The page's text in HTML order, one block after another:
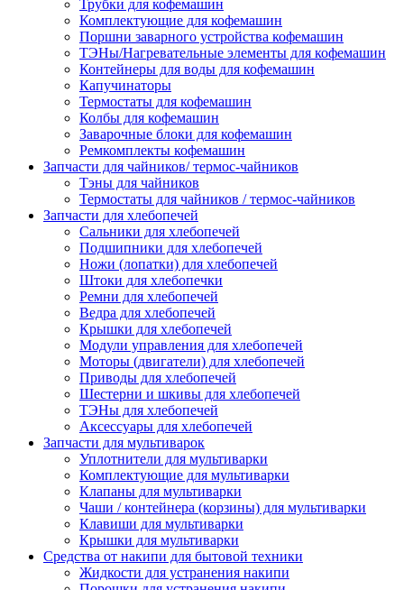
Трубки для кофемашин
Комплектующие для кофемашин
Поршни заварного устройства кофемашин
ТЭНы/Нагревательные элементы для кофемашин
Контейнеры для воды для кофемашин
Капучинаторы
Термостаты для кофемашин
Колбы для кофемашин
Заварочные блоки для кофемашин
Ремкомплекты кофемашин
Запчасти для чайников/ термос-чайников
Тэны для чайников
Термостаты для чайников / термос-чайников
Запчасти для хлебопечей
Сальники для хлебопечей
Подшипники для хлебопечей
Ножи (лопатки) для хлебопечей
Штоки для хлебопечки
Ремни для хлебопечей
Ведра для хлебопечей
Крышки для хлебопечей
Модули управления для хлебопечей
Моторы (двигатели) для хлебопечей
Приводы для хлебопечей
Шестерни и шкивы для хлебопечей
ТЭНы для хлебопечей
Аксессуары для хлебопечей
Запчасти для мультиварок
Уплотнители для мультиварки
Комплектующие для мультиварки
Клапаны для мультиварки
Чаши / контейнера (корзины) для мультиварки
Клавиши для мультиварки
Крышки для мультиварки
Средства от накипи для бытовой техники
Жидкости для устранения накипи